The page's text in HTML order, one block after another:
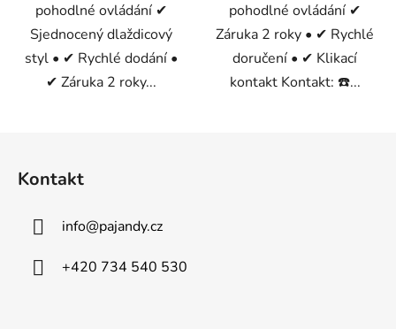
pohodlné ovládání ✔
Sjednocený dlaždicový
styl • ✔ Rychlé dodání •
✔ Záruka 2 roky...
pohodlné ovládání ✔
Záruka 2 roky • ✔ Rychlé
doručení • ✔ Klikací
kontakt Kontakt: ☎️...
Kontakt
info@pajandy.cz
+420 734 540 530